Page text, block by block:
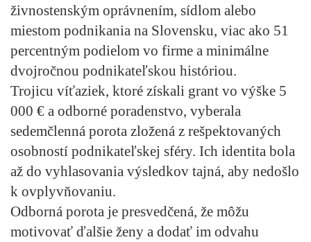
živnostenským oprávnením, sídlom alebo
miestom podnikania na Slovensku, viac ako 51
percentným podielom vo firme a minimálne
dvojročnou podnikateľskou históriou.
Trojicu víťaziek, ktoré získali grant vo výške 5
000 € a odborné poradenstvo, vyberala
sedemčlenná porota zložená z rešpektovaných
osobností podnikateľskej sféry. Ich identita bola
až do vyhlasovania výsledkov tajná, aby nedošlo
k ovplyvňovaniu.
Odborná porota je presvedčená, že môžu
motivovať ďalšie ženy a dodať im odvahu